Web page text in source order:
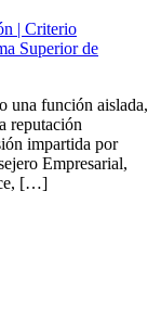
| Criterio
Superior de
una función aislada,
reputación
impartida por
Empresarial,
[…]